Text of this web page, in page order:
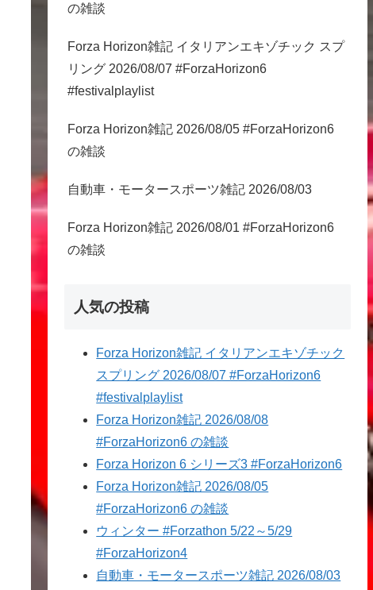
の雑談
Forza Horizon雑記 イタリアンエキゾチック スプ
リング 2026/08/07 #ForzaHorizon6
#festivalplaylist
Forza Horizon雑記 2026/08/05 #ForzaHorizon6
の雑談
自動車・モータースポーツ雑記 2026/08/03
Forza Horizon雑記 2026/08/01 #ForzaHorizon6
の雑談
人気の投稿
Forza Horizon雑記 イタリアンエキゾチック
スプリング 2026/08/07 #ForzaHorizon6
#festivalplaylist
Forza Horizon雑記 2026/08/08
#ForzaHorizon6 の雑談
Forza Horizon 6 シリーズ3 #ForzaHorizon6
Forza Horizon雑記 2026/08/05
#ForzaHorizon6 の雑談
ウィンター #Forzathon 5/22～5/29
#ForzaHorizon4
自動車・モータースポーツ雑記 2026/08/03